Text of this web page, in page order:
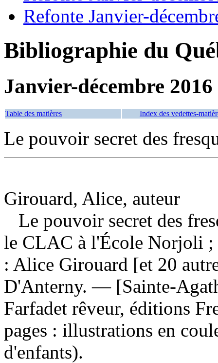
Refonte Janvier-
Bibliographie du
Janvier-décembre 2016
Table des matières Index des vedettes-
Le pouvoir secret des
Girouard, Alice, auteur
Le pouvoir secret des
le CLAC à l'École Norjoli ;
: Alice Girouard [et 20
D'Anterny. — [Sainte-
Farfadet rêveur, éditions
pages : illustrations en
d'enfants).